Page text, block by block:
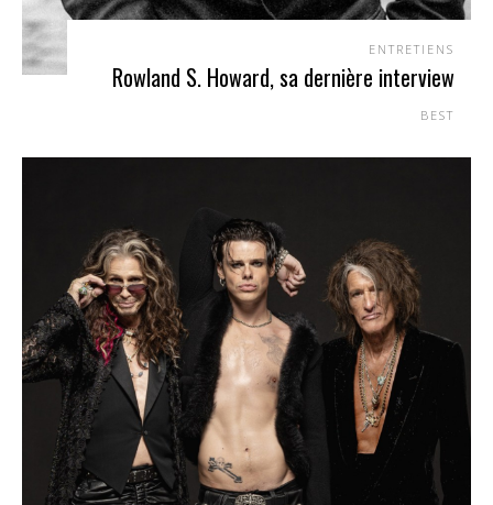
ENTRETIENS
Rowland S. Howard, sa dernière interview
BEST